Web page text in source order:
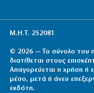
Μ.Η.Τ. 252081
© 2026 — Το σύνολο του
διατίθεται στους
Απαγορεύεται η χρήση ή
μέσο, μετά ή άνευ
εκδότη.